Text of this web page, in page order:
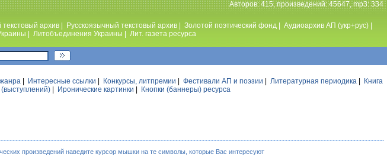
Авторов: 415, произведений: 45647, mp3: 334
архив Русскоязычный текстовый архив Золотой поэтический фонд Аудиоархив АП (укр+рус)
Литобъединения Украины Лит. газета ресурса
Интересные ссылки Конкурсы, литпремии Фестивали АП и поэзии Литературная периодика
Книга
Иронические картинки Кнопки (баннеры) ресурса
произведений наведите курсор мышки на те символы, которые Вас интересуют